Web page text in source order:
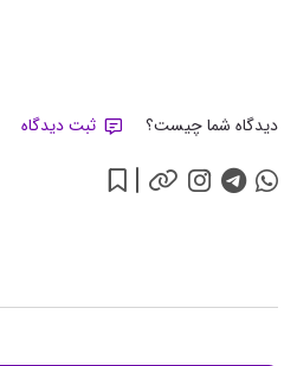
دیدگاه شما چیست؟ ثبت دیدگاه